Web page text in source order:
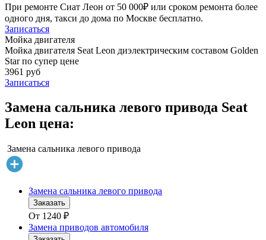
При ремонте Сиат Леон от 50 000₽ или сроком ремонта более
одного дня, такси до дома по Москве бесплатно.
Записаться
Мойка двигателя
Мойка двигателя Seat Leon диэлектрическим составом Golden
Star по супер цене
3961 руб
Записаться
Замена сальника левого привода Seat
Leon цена:
Замена сальника левого привода
Замена сальника левого привода
Заказать
От 1240 ₽
Замена приводов автомобиля